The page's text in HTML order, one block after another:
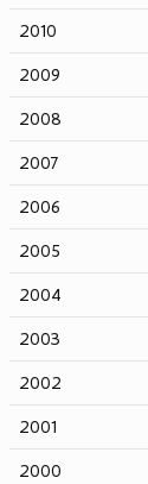
2010
2009
2008
2007
2006
2005
2004
2003
2002
2001
2000